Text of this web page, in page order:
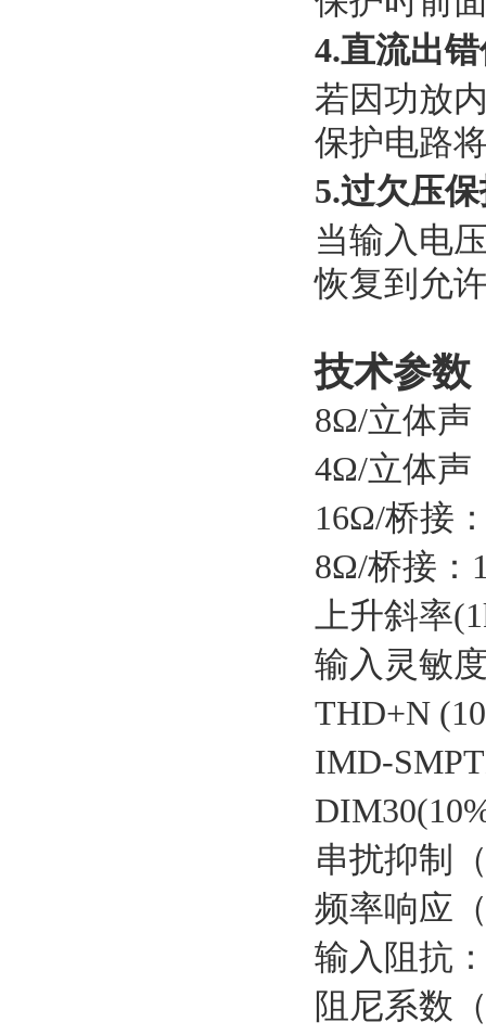
4.直流出
若因功放
保护电路
5.过欠压
当输入电
恢复到允
技术参数
8Ω/立体声
4Ω/立体声
16Ω/桥接
8Ω/桥接：
上升斜率
输入灵敏
THD+N
IMD-
串扰抑制
频率响应
输入阻抗
阻尼系数